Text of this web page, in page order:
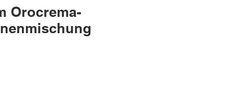
Orocrema-